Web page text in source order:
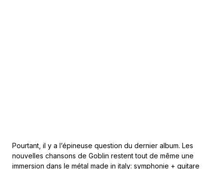
Pourtant, il y a l’épineuse question du dernier album. Les
nouvelles chansons de Goblin restent tout de même une
immersion dans le métal made in italy: symphonie + guitare